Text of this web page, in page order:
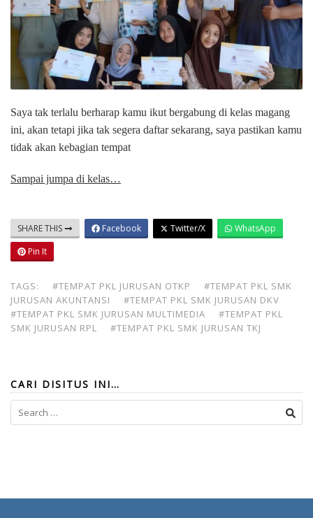
Saya tak terlalu berharap kamu ikut bergabung di kelas magang
ini, akan tetapi jika tak segera daftar sekarang, saya pastikan kamu
tidak akan kebagian tempat
Sampai jumpa di kelas…
SHARE THIS Facebook Twitter/X
WhatsApp
Pin It
TAGS: #TEMPAT PKL JURUSAN OTKP
#TEMPAT PKL SMK
JURUSAN AKUNTANSI
#TEMPAT PKL SMK JURUSAN DKV
#TEMPAT PKL SMK JURUSAN MULTIMEDIA
#TEMPAT PKL
SMK JURUSAN RPL
#TEMPAT PKL SMK JURUSAN TKJ
CARI DISITUS INI…
Search
for: